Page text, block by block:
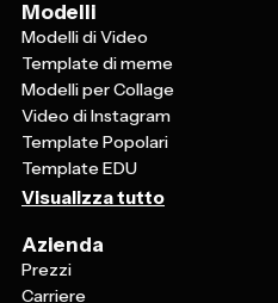
Modelli
Modelli di Video
Template di meme
Modelli per Collage
Video di Instagram
Template Popolari
Template EDU
Visualizza tutto
Azienda
Prezzi
Carriere